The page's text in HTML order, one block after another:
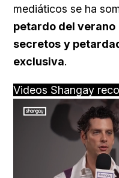
mediáticos se ha
petardo del verano
secretos y
exclusiva.
Videos Shangay